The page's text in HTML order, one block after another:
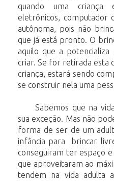
quando uma criança
eletrônicos, computador
autônoma, pois não
que já está pronto. O
aquilo que a
criar. Se for retirada esta
criança, estará sendo
se construir nela uma
Sabemos que na
sua exceção. Mas não
forma de ser de um
infância para brincar
conseguiram ter espaço
que aproveitaram ao
tendem na vida adulta